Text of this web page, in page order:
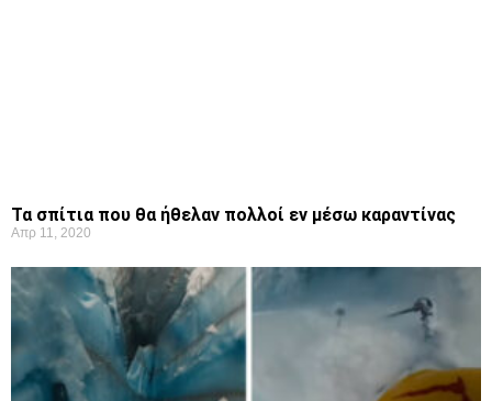
Τα σπίτια που θα ήθελαν πολλοί εν μέσω καραντίνας
Απρ 11, 2020